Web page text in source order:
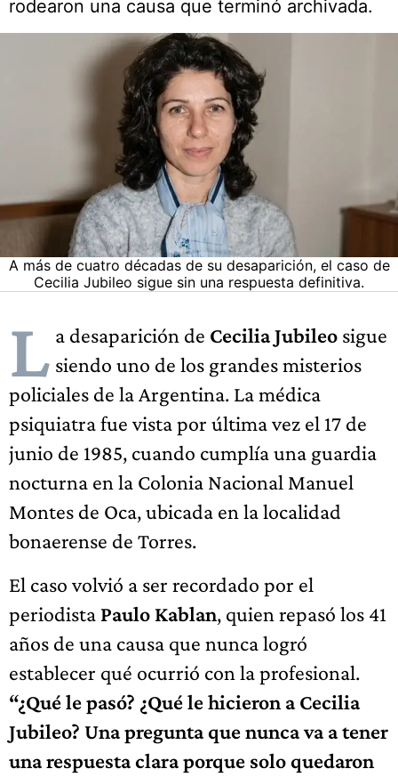
rodearon una causa que terminó archivada.
A más de cuatro décadas de su desaparición, el caso de
Cecilia Jubileo sigue sin una respuesta definitiva.
L a desaparición de Cecilia Jubileo sigue
siendo uno de los grandes misterios
policiales de la Argentina. La médica
psiquiatra fue vista por última vez el 17 de
junio de 1985, cuando cumplía una guardia
nocturna en la Colonia Nacional Manuel
Montes de Oca, ubicada en la localidad
bonaerense de Torres.
El caso volvió a ser recordado por el
periodista Paulo Kablan, quien repasó los 41
años de una causa que nunca logró
establecer qué ocurrió con la profesional.
“¿Qué le pasó? ¿Qué le hicieron a Cecilia
Jubileo? Una pregunta que nunca va a tener
una respuesta clara porque solo quedaron